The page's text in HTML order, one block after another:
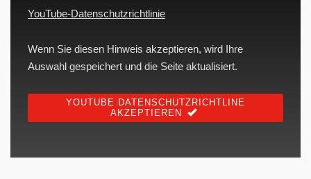
YouTube-Datenschutzrichtlinie
Wenn Sie diesen Hinweis akzeptieren, wird Ihre
Auswahl gespeichert und die Seite aktualisiert.
YOUTUBE DATENSCHUTZRICHTLINE
AKZEPTIEREN